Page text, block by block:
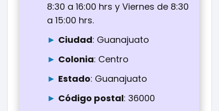
8:30 a 16:00 hrs y Viernes de 8:30
a 15:00 hrs.
Ciudad: Guanajuato
Colonia: Centro
Estado: Guanajuato
Código postal: 36000